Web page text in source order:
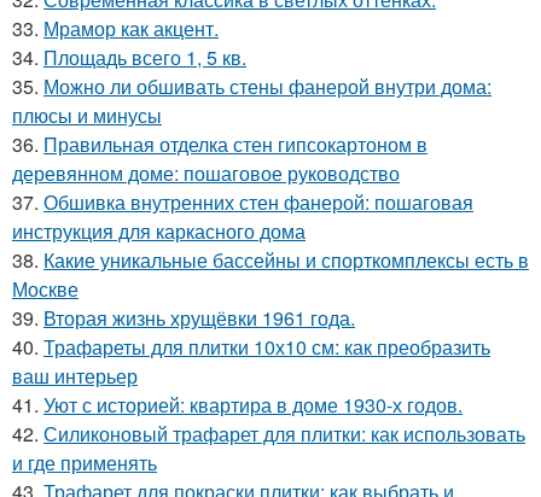
33. Мрамор как акцент.
34. Площадь всего 1, 5 кв.
35. Можно ли обшивать стены фанерой внутри дома:
плюсы и минусы
36. Правильная отделка стен гипсокартоном в
деревянном доме: пошаговое руководство
37. Обшивка внутренних стен фанерой: пошаговая
инструкция для каркасного дома
38. Какие уникальные бассейны и спорткомплексы есть в
Москве
39. Вторая жизнь хрущёвки 1961 года.
40. Трафареты для плитки 10х10 см: как преобразить
ваш интерьер
41. Уют с историей: квартира в доме 1930-х годов.
42. Силиконовый трафарет для плитки: как использовать
и где применять